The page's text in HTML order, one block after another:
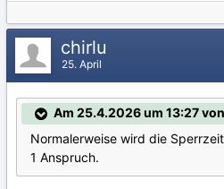
chirlu
25. April
Am 25.4.2026 um 13:27
Normalerweise wird die
1 Anspruch.